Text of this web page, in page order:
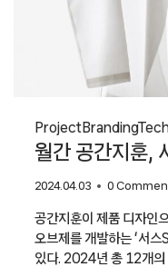
ProjectBranding
월간 공간지훈,
2024.04.03 0
공간지훈이 제품 디자인
오브제를 개발하는 ‘서
있다. 2024년 총 12개의